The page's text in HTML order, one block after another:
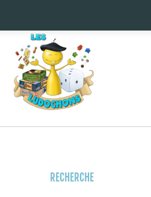
RECHERCHE